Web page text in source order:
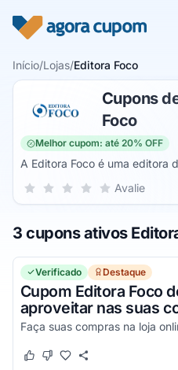
Início/Lojas/Editora Foco
Cupons
Foco
Melhor cupom: até 20% OFF
A Editora Foco é uma editora
direito e áreas semelhantes.
concursos da área. O seu site
conteúdos sobre a área do
Sua nota para Editora Foco, de
5 estrelas
4 estrelas
3 estrelas
2 estrelas
1 estrela Avalie
3 cupons ativos
Verificado Destaque
Cupom Editora Foco
aproveitar nas suas
Este cupom funcionou
Este cupom não funcionou